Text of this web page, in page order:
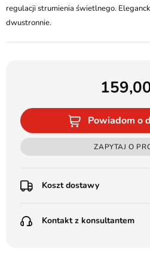
regulacji strumienia świetlnego.
dwustronnie.
Powiadom o
ZAPYTAJ O
Koszt dostawy
Poczta Polska Kurier 48H - 11 zł
Kontakt z konsultantem